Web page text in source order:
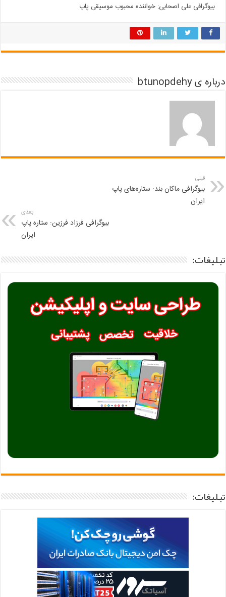
بیوگرافی علی اصحابی: خواننده محبوب موسیقی پاپ
درباره ی btunopdehy
قبلی
بیوگرافی ماکان بند: ستاره‌های پاپ
ایران
بعدی
بیوگرافی فرزاد فرزین: ستاره پاپ
ایران
تبلیغات:
تبلیغات: